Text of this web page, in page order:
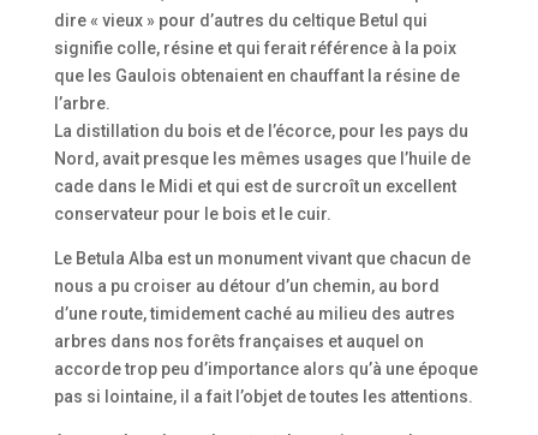
dire « vieux » pour d’autres du celtique Betul qui
signifie colle, résine et qui ferait référence à la poix
que les Gaulois obtenaient en chauffant la résine de
l’arbre.
La distillation du bois et de l’écorce, pour les pays du
Nord, avait presque les mêmes usages que l’huile de
cade dans le Midi et qui est de surcroît un excellent
conservateur pour le bois et le cuir.
Le Betula Alba est un monument vivant que chacun de
nous a pu croiser au détour d’un chemin, au bord
d’une route, timidement caché au milieu des autres
arbres dans nos forêts françaises et auquel on
accorde trop peu d’importance alors qu’à une époque
pas si lointaine, il a fait l’objet de toutes les attentions.